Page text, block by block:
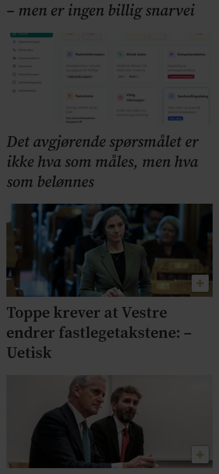
– men er ingen billig snarvei
Det avgjørende spørsmålet er
ikke hva som måles, men hva
som belønnes
Toppe krever at Vestre
endrer fastlegetakstene: –
Uetisk